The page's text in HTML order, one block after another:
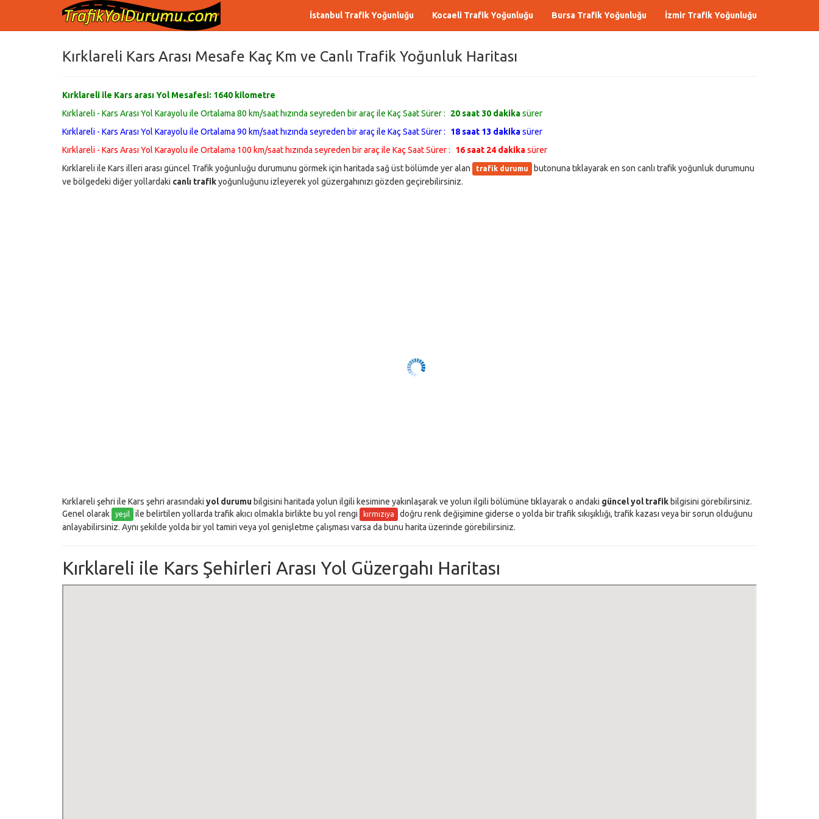
İstanbul Trafik Yoğunluğu Kocaeli Trafik Yoğunluğu Bursa Trafik Yoğunluğu İzmir Trafik Yoğunluğu
Kırklareli Kars Arası Mesafe Kaç Km ve Canlı Trafik Yoğunluk Haritası
Kırklareli ile Kars arası Yol Mesafesi: 1640 kilometre
Kırklareli - Kars Arası Yol Karayolu ile Ortalama 80 km/saat hızında seyreden bir araç ile Kaç Saat Sürer :
20 saat 30 dakikasürer
Kırklareli - Kars Arası Yol Karayolu ile Ortalama 90 km/saat hızında seyreden bir araç ile Kaç Saat Sürer :
18 saat 13 dakikasürer
Kırklareli - Kars Arası Yol Karayolu ile Ortalama 100 km/saat hızında seyreden bir araç ile Kaç Saat Sürer :
16 saat 24 dakikasürer
Kırklareli ile Kars illeri arası güncel Trafik yoğunluğu durumunu görmek için haritada sağ üst bölümde yer alan
trafik durumu
butonuna tıklayarak en son canlı trafik yoğunluk durumunu
ve bölgedeki diğer yollardaki canlı trafikyoğunluğunu izleyerek yol güzergahınızı gözden geçirebilirsiniz.
Kırklareli şehri ile Kars şehri arasındaki yol durumubilgisini haritada yolun ilgili kesimine yakınlaşarak ve yolun ilgili bölümüne tıklayarak o andaki güncel yol trafikbilgisini görebilirsiniz.
Genel olarak
yeşil ile belirtilen yollarda trafik akıcı olmakla birlikte bu yol rengi kırmızıya
doğru renk değişimine giderse o yolda bir trafik sıkışıklığı, trafik kazası veya bir sorun olduğunu
anlayabilirsiniz. Aynı şekilde yolda bir yol tamiri veya yol genişletme çalışması varsa da bunu harita üzerinde görebilirsiniz.
Kırklareli ile Kars Şehirleri Arası Yol Güzergahı Haritası